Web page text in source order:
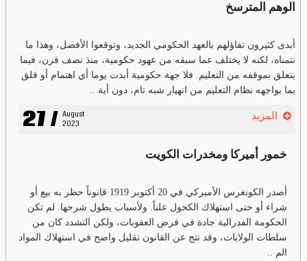
الوهم المترسخ
أبدى كثيرون تفاؤلهم بالعهد الحكومي الجديد، وتوقعوا الأفضل، وهذا ما
نتمناه، لكنه لا يختلف عما سبقه من عهود حكومية، منذ نصف قرن، فيما
يتعلق بموقفه من التعليم. فلا جهة حكومية أبدت يوما أي اهتمام أو قلق
بما يواجهه نظام التعليم من انهيار شبه تام، دون أية ..
27 / August
2023
المزيد
خمور أميركا ومخدرات الكويت
أصدر الكونغرس الأميركي في 20 أكتوبر 1919 قانوناً حظر به بيع أو
شراء أو حتى استهلاك الكحول علناً. ولأسباب يطول شرحها. لم تكن
الحكومة الفدرالية جادة في فرض العقوبات، ولكن التشدد كان من
سلطات الولايات، وقد نتج عن القانون تقليل واضح في استهلاك المواد
الم ..